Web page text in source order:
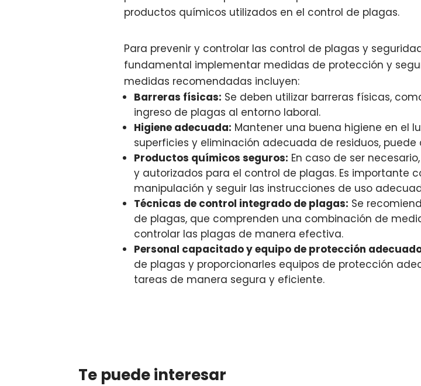
productos químicos utilizados en el control de plagas.
Para prevenir y controlar las control de plagas y
fundamental implementar medidas de protección y
medidas recomendadas incluyen:
Barreras físicas: Se deben utilizar barreras físicas,
ingreso de plagas al entorno laboral.
Higiene adecuada: Mantener una buena higiene en el
superficies y eliminación adecuada de residuos,
Productos químicos seguros: En caso de ser
y autorizados para el control de plagas. Es importante
manipulación y seguir las instrucciones de uso
Técnicas de control integrado de plagas: Se
de plagas, que comprenden una combinación de
controlar las plagas de manera efectiva.
Personal capacitado y equipo de protección
de plagas y proporcionarles equipos de protección
tareas de manera segura y eficiente.
Te puede interesar